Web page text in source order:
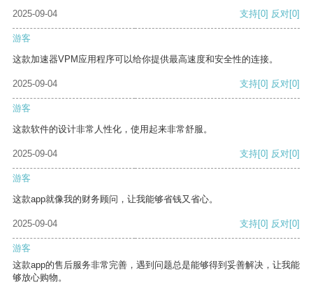
2025-09-04
支持[0] 反对[0]
游客
这款加速器VPM应用程序可以给你提供最高速度和安全性的连接。
2025-09-04 支持[0] 反对[0]
游客
这款软件的设计非常人性化，使用起来非常舒服。
2025-09-04 支持[0] 反对[0]
游客
这款app就像我的财务顾问，让我能够省钱又省心。
2025-09-04 支持[0] 反对[0]
游客
这款app的售后服务非常完善，遇到问题总是能够得到妥善解决，让我能
够放心购物。